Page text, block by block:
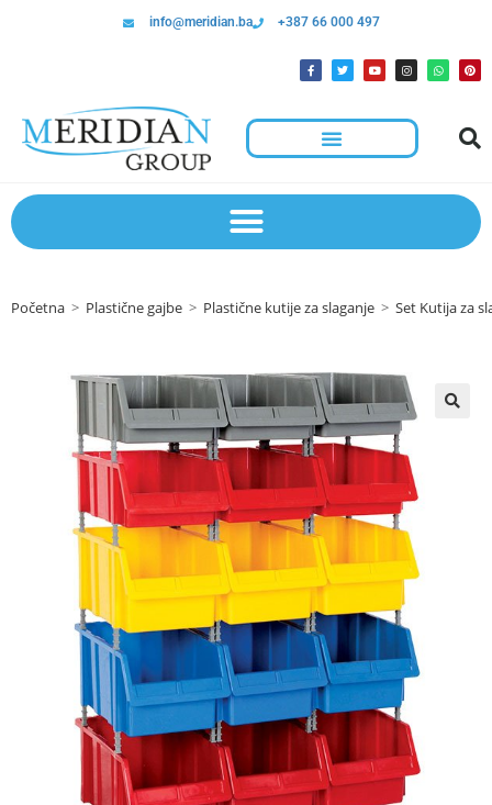
info@meridian.ba +387 66 000 497
Početna > Plastične gajbe > Plastične kutije za slaganje > Set Kutija za